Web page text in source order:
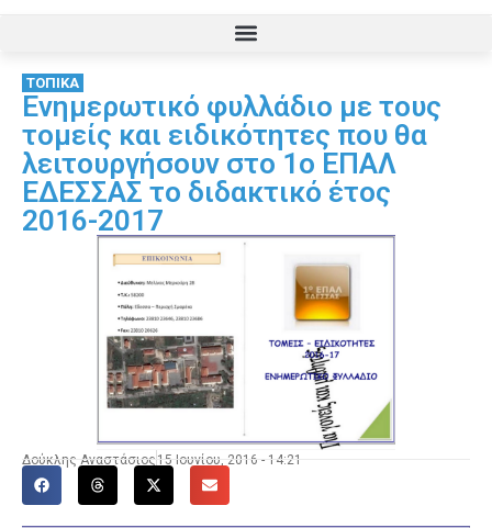
ΤΟΠΙΚΑ
Ενημερωτικό φυλλάδιο με τους
τομείς και ειδικότητες που θα
λειτουργήσουν στο 1ο ΕΠΑΛ
ΕΔΕΣΣΑΣ το διδακτικό έτος
2016-2017
Δούκλης Αναστάσιος 15 Ιουνίου, 2016 - 14:21